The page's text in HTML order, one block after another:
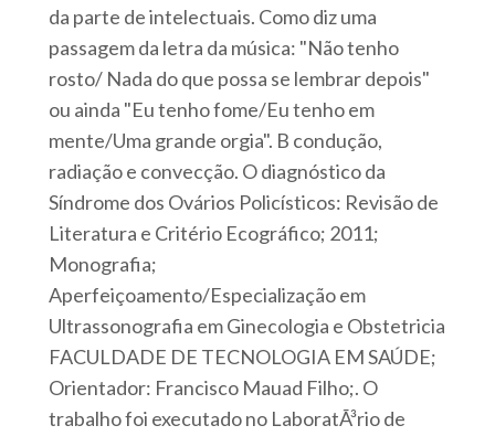
da parte de intelectuais. Como diz uma
passagem da letra da música: "Não tenho
rosto/ Nada do que possa se lembrar depois"
ou ainda "Eu tenho fome/Eu tenho em
mente/Uma grande orgia". B condução,
radiação e convecção. O diagnóstico da
Síndrome dos Ovários Policísticos: Revisão de
Literatura e Critério Ecográfico; 2011;
Monografia;
Aperfeiçoamento/Especialização em
Ultrassonografia em Ginecologia e Obstetricia
FACULDADE DE TECNOLOGIA EM SAÚDE;
Orientador: Francisco Mauad Filho;. O
trabalho foi executado no LaboratÃ³rio de